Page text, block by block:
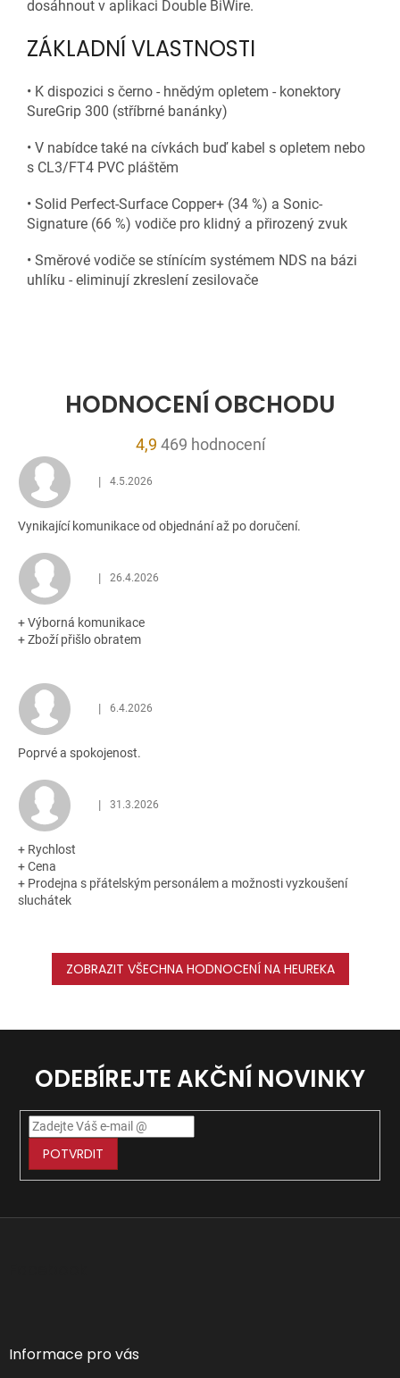
dosáhnout v aplikaci Double BiWire.
ZÁKLADNÍ VLASTNOSTI
• K dispozici s černo - hnědým opletem - konektory
SureGrip 300 (stříbrné banánky)
• V nabídce také na cívkách buď kabel s opletem nebo
s CL3/FT4 PVC pláštěm
• Solid Perfect-Surface Copper+ (34 %) a Sonic-
Signature (66 %) vodiče pro klidný a přirozený zvuk
• Směrové vodiče se stínícím systémem NDS na bázi
uhlíku - eliminují zkreslení zesilovače
HODNOCENÍ OBCHODU
4,9 Průměrné
4,9
469 hodnocení
Hodnocení obchodu je 5 z 5 hvězdiček.
| 4.5.2026
Vynikající komunikace od objednání až po doručení.
Hodnocení obchodu je 5 z 5 hvězdiček.
| 26.4.2026
+ Výborná komunikace
+ Zboží přišlo obratem
Hodnocení obchodu je 5 z 5 hvězdiček.
| 6.4.2026
Poprvé a spokojenost.
Hodnocení obchodu je 5 z 5 hvězdiček.
| 31.3.2026
+ Rychlost
+ Cena
+ Prodejna s přátelským personálem a možnosti vyzkoušení
sluchátek
ZOBRAZIT VŠECHNA HODNOCENÍ NA HEUREKA
ODEBÍREJTE AKČNÍ NOVINKY
POTVRDIT
Z
Informace pro vás